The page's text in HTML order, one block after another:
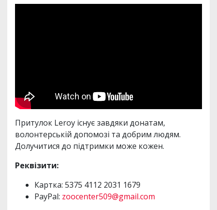
Притулок Leroy існує завдяки донатам,
волонтерській допомозі та добрим людям.
Долучитися до підтримки може кожен.
Реквізити:
Картка: 5375 4112 2031 1679
PayPal: zoocenter509@gmail.com